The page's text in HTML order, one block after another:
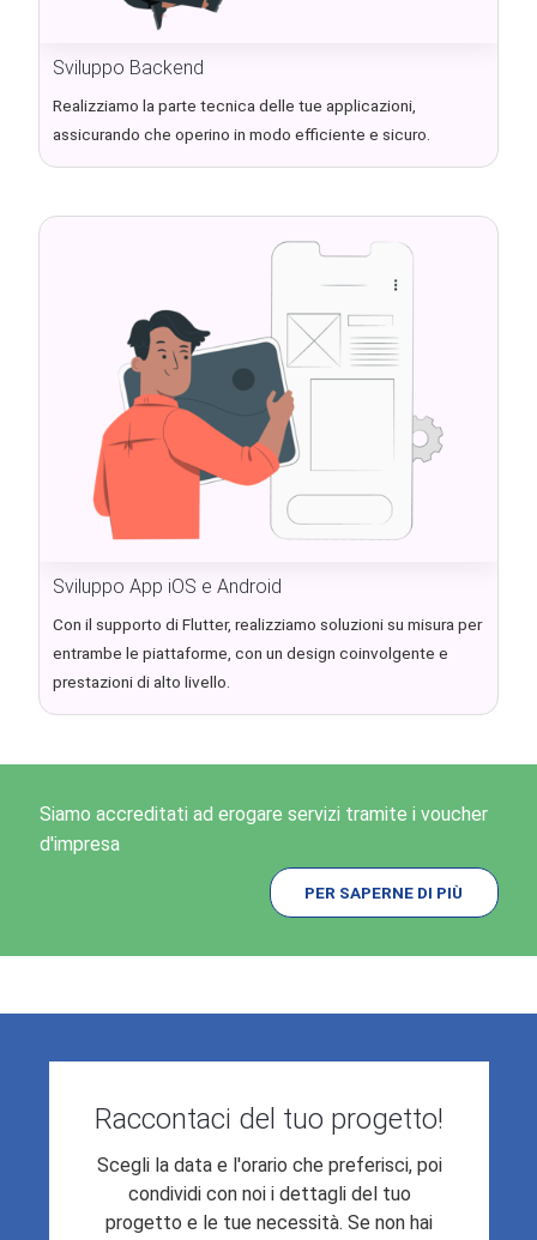
Sviluppo Backend
Realizziamo la parte tecnica delle tue applicazioni,
assicurando che operino in modo efficiente e sicuro.
Sviluppo App iOS e Android
Con il supporto di Flutter, realizziamo soluzioni su misura per
entrambe le piattaforme, con un design coinvolgente e
prestazioni di alto livello.
Siamo accreditati ad erogare servizi tramite i voucher
d'impresa
PER SAPERNE DI PIÙ
Raccontaci del tuo progetto!
Scegli la data e l'orario che preferisci, poi
condividi con noi i dettagli del tuo
progetto e le tue necessità. Se non hai